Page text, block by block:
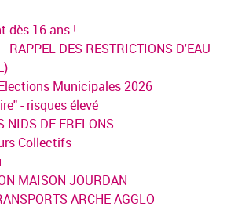
dès 16 ans !
RAPPEL DES RESTRICTIONS D'EAU
Municipales 2026
- risques élevé
NIDS DE FRELONS
Collectifs
MAISON JOURDAN
ARCHE AGGLO